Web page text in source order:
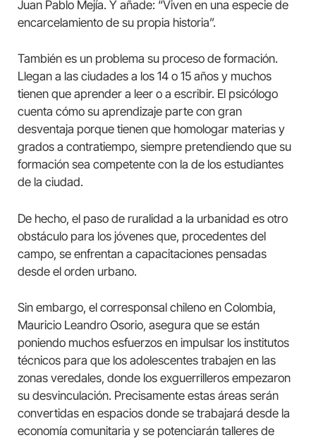
Juan Pablo Mejía. Y añade: “Viven en una especie de
encarcelamiento de su propia historia”.
También es un problema su proceso de formación.
Llegan a las ciudades a los 14 o 15 años y muchos
tienen que aprender a leer o a escribir. El psicólogo
cuenta cómo su aprendizaje parte con gran
desventaja porque tienen que homologar materias y
grados a contratiempo, siempre pretendiendo que su
formación sea competente con la de los estudiantes
de la ciudad.
De hecho, el paso de ruralidad a la urbanidad es otro
obstáculo para los jóvenes que, procedentes del
campo, se enfrentan a capacitaciones pensadas
desde el orden urbano.
Sin embargo, el corresponsal chileno en Colombia,
Mauricio Leandro Osorio, asegura que se están
poniendo muchos esfuerzos en impulsar los institutos
técnicos para que los adolescentes trabajen en las
zonas veredales, donde los exguerrilleros empezaron
su desvinculación. Precisamente estas áreas serán
convertidas en espacios donde se trabajará desde la
economía comunitaria y se potenciarán talleres de